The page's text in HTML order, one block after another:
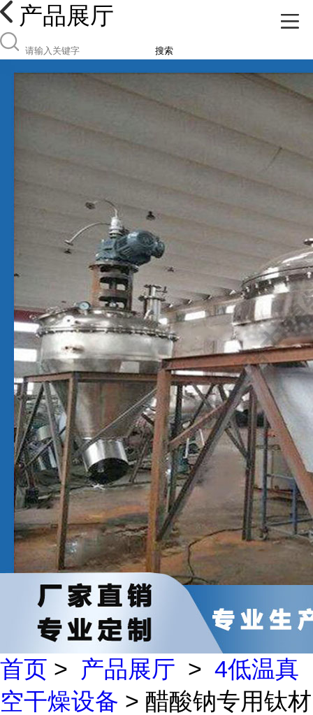
产品展厅
搜索
首页 > 产品展厅 > 4低温真
空干燥设备 > 醋酸钠专用钛材